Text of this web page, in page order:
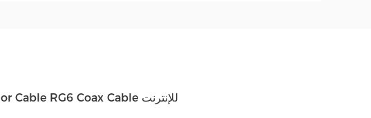
RG6 F موصل Coax Coaxial Cable TV Antenna Connector Cable RG6 Coax Cable للإنترنت